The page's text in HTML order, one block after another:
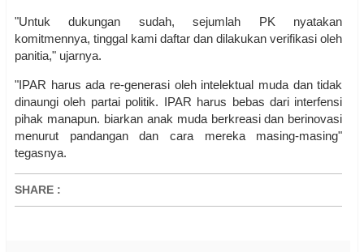
"Untuk dukungan sudah, sejumlah PK nyatakan
komitmennya, tinggal kami daftar dan dilakukan verifikasi oleh
panitia," ujarnya.
"IPAR harus ada re-generasi oleh intelektual muda dan tidak
dinaungi oleh partai politik. IPAR harus bebas dari interfensi
pihak manapun. biarkan anak muda berkreasi dan berinovasi
menurut pandangan dan cara mereka masing-masing"
tegasnya.
SHARE :